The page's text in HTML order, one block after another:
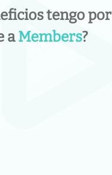
tengo por
aMembers?